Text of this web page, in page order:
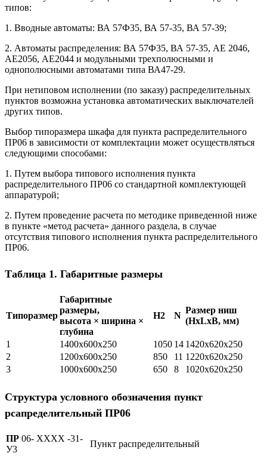
типов:
1. Вводные автоматы: ВА 57Ф35, ВА 57-35, ВА 57-39;
2. Автоматы распределения: ВА 57Ф35, ВА 57-35, АЕ 2046,
АЕ2056, АЕ2044 и модульными трехполюсными и
однополюсными автоматами типа ВА47-29.
При нетиповом исполнении (по заказу) распределительных
пунктов возможна установка автоматических выключателей
других типов.
Выбор типоразмера шкафа для пункта распределительного
ПР06 в зависимости от комплектации может осуществляться
следующими способами:
1. Путем выбора типового исполнения пункта
распределительного ПР06 со стандартной комплектующей
аппаратурой;
2. Путем проведение расчета по методике приведенной ниже
в пункте «метод расчета» данного раздела, в случае
отсутствия типового исполнения пункта распределительного
ПР06.
Таблица 1. Габаритные размеры
Типоразмер
Габаритные
размеры,
высота × ширина ×
глубина
Н2 N
Размер ниш
(HxLxB, мм)
1 1400х600х250 1050 14 1420х620х250
2
1200х600х250 850 11 1220х620х250
3
1000х600х250 650 8 1020х620х250
Структура условного обозначения пункт
рсапределительный ПР06
ПР 06- XXXX -31-
У3
Пункт распределительный